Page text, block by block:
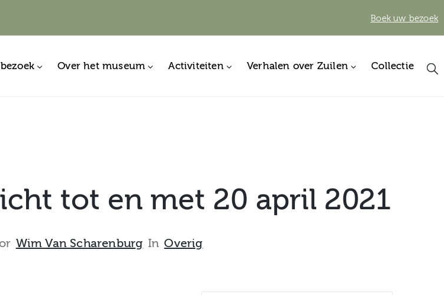
Boek uw bezoek
Over het museum Activiteiten Verhalen over Zuilen Collectie
tot en met 20 april 2021
Wim Van Scharenburg In Overig